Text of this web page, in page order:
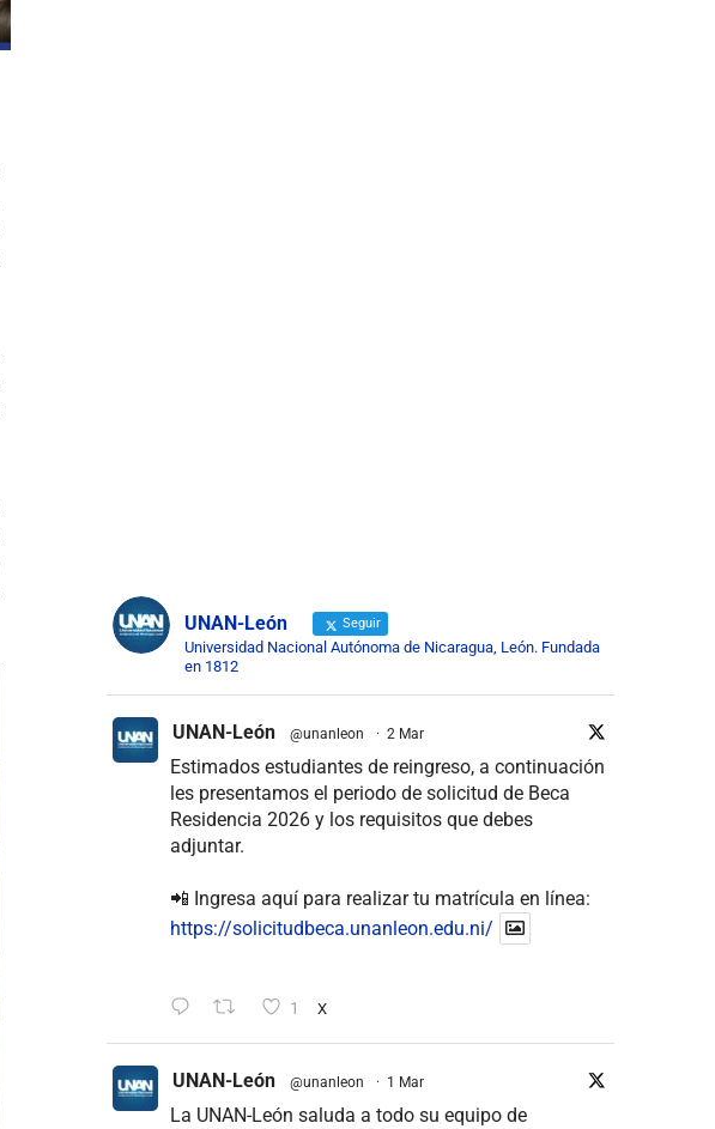
UNAN-León Seguir
Universidad Nacional Autónoma de Nicaragua, León. Fundada
en 1812
UNAN-León @unanleon · 2 Mar
Estimados estudiantes de reingreso, a continuación
les presentamos el periodo de solicitud de Beca
Residencia 2026 y los requisitos que debes
adjuntar.
📲 Ingresa aquí para realizar tu matrícula en línea:
https://solicitudbeca.unanleon.edu.ni/
1 X
UNAN-León @unanleon · 1 Mar
La UNAN-León saluda a todo su equipo de